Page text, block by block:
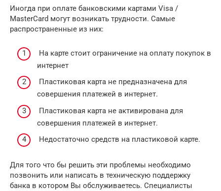
Иногда при оплате банковскими картами Visa /
MasterCard могут возникать трудности. Самые
распространенные из них:
На карте стоит ограничение на оплату покупок в
интернет
Пластиковая карта не предназначена для
совершения платежей в интернет.
Пластиковая карта не активирована для
совершения платежей в интернет.
Недостаточно средств на пластиковой карте.
Для того что бы решить эти проблемы необходимо
позвонить или написать в техническую поддержку
банка в котором Вы обслуживаетесь. Специалисты